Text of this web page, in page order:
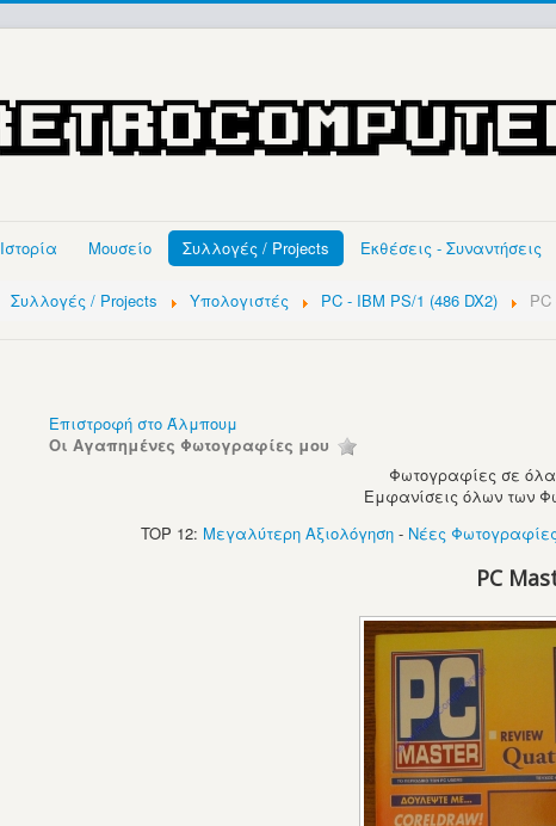
Ιστορία Μουσείο Συλλογές / Projects Εκθέσεις - Συναντήσεις
Συλλογές / Projects Υπολογιστές PC - IBM PS/1 (486 DX2)
Επιστροφή στο Άλμπουμ
Οι Αγαπημένες Φωτογραφίες μου
Φωτογραφίες σε
Εμφανίσεις όλων των
TOP 12: Μεγαλύτερη Αξιολόγηση- Νέες Φωτογραφίες
PC